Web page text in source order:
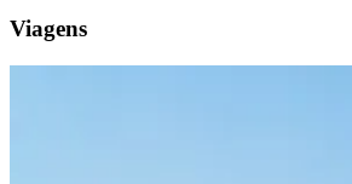
Viagens